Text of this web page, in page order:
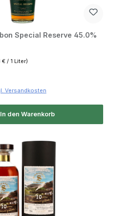
Special Reserve 45.0%
€ / 1 Liter)
Versandkosten
In den Warenkorb